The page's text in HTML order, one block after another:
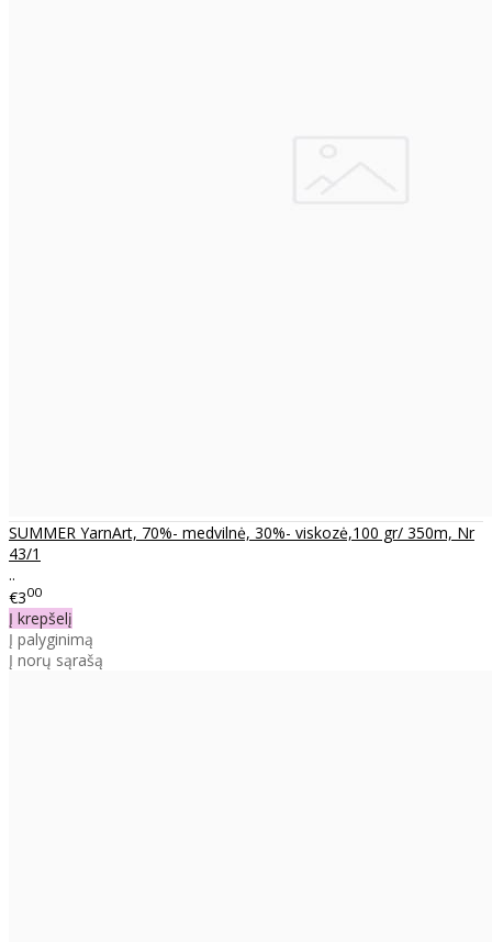
SUMMER YarnArt, 70%- medvilnė, 30%- viskozė,100 gr/ 350m, Nr
43/1
..
€300
Į krepšelį
Į palyginimą
Į norų sąrašą